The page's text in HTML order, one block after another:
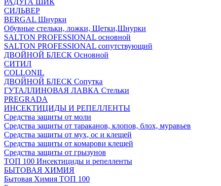
РАДУГА ШИК
СИЛЬВЕР
BERGAL Шнурки
Обувные стельки, ложки, Щетки,Шнурки
SALTON PROFESSIONAL основной
SALTON PROFESSIONAL сопутствующий
ДВОЙНОЙ БЛЕСК Основной
СИТИЛ
COLLONIL
ДВОЙНОЙ БЛЕСК Сопутка
ГУТАЛЛИНОВАЯ ЛАВКА Стельки
PREGRADA
ИНСЕКТИЦИДЫ И РЕПЕЛЛЕНТЫ
Средства защиты от моли
Средства защиты от тараканов, клопов, блох, муравьев
Средства защиты от мух, ос и клещей
Средства защиты от комарови клещей
Средства защиты от грызунов
ТОП 100 Инсектициды и репелленты
БЫТОВАЯ ХИМИЯ
Бытовая Химия ТОП 100